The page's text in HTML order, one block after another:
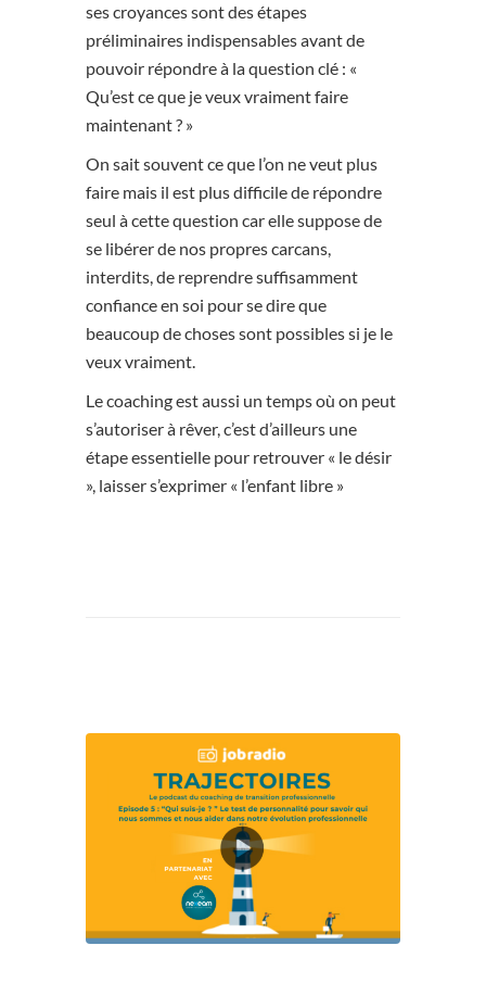
ses croyances sont des étapes
préliminaires indispensables avant de
pouvoir répondre à la question clé : «
Qu’est ce que je veux vraiment faire
maintenant ? »
On sait souvent ce que l’on ne veut plus
faire mais il est plus difficile de répondre
seul à cette question car elle suppose de
se libérer de nos propres carcans,
interdits, de reprendre suffisamment
confiance en soi pour se dire que
beaucoup de choses sont possibles si je le
veux vraiment.
Le coaching est aussi un temps où on peut
s’autoriser à rêver, c’est d’ailleurs une
étape essentielle pour retrouver « le désir
», laisser s’exprimer « l’enfant libre »